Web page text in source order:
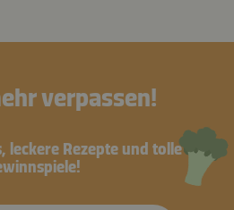
verpassen!
leckere Rezepte und tolle